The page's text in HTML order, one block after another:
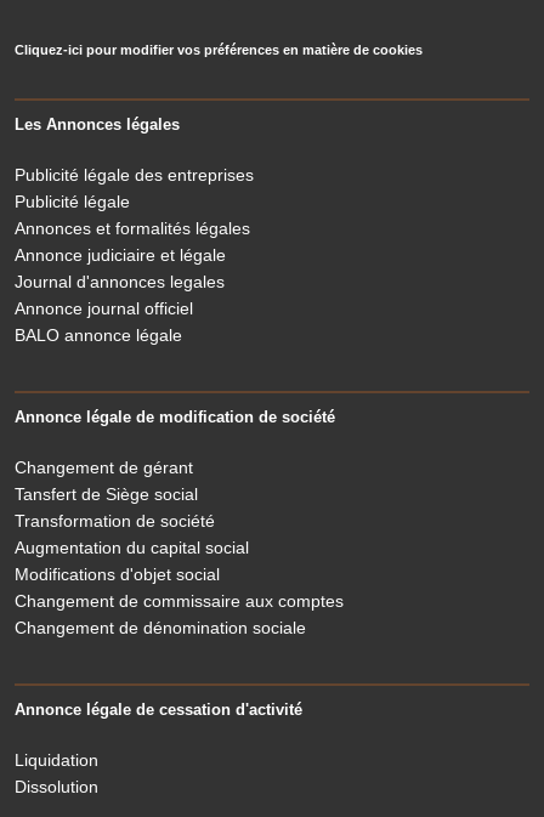
Cliquez-ici pour modifier vos préférences en matière de cookies
Les Annonces légales
Publicité légale des entreprises
Publicité légale
Annonces et formalités légales
Annonce judiciaire et légale
Journal d'annonces legales
Annonce journal officiel
BALO annonce légale
Annonce légale de modification de société
Changement de gérant
Tansfert de Siège social
Transformation de société
Augmentation du capital social
Modifications d'objet social
Changement de commissaire aux comptes
Changement de dénomination sociale
Annonce légale de cessation d'activité
Liquidation
Dissolution